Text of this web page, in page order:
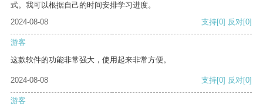
式。我可以根据自己的时间安排学习进度。
2024-08-08
支持[0] 反对[0]
游客
这款软件的功能非常强大，使用起来非常方便。
2024-08-08 支持[0] 反对[0]
游客